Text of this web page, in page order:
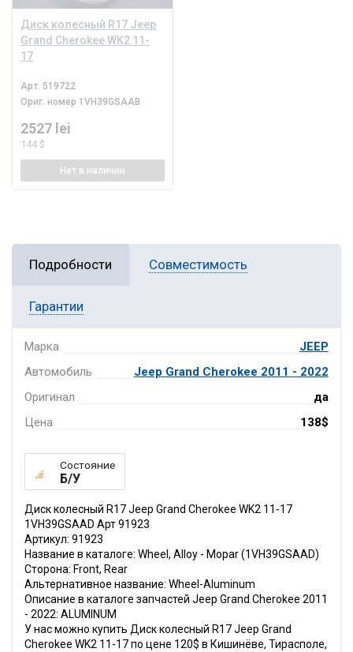
Диск колесный R17 Jeep
Grand Cherokee WK2 11-
17
Арт. 519722
Ориг. номер 1VH39GSAAB
2527 lei
144 $
Нет в наличии
Подробности Совместимость
Гарантии
Марка
JEEP
Автомобиль
Jeep Grand Cherokee 2011 - 2022
Оригинал
да
Цена
138$
Состояние
Б/У
Диск колесный R17 Jeep Grand Cherokee WK2 11-17
1VH39GSAAD Арт 91923
Артикул: 91923
Название в каталоге: Wheel, Alloy - Mopar (1VH39GSAAD)
Сторона: Front, Rear
Альтернативное название: Wheel-Aluminum
Описание в каталоге запчастей Jeep Grand Cherokee 2011
- 2022: ALUMINUM
У нас можно купить Диск колесный R17 Jeep Grand
Cherokee WK2 11-17 по цене 120$ в Кишинёве, Тирасполе,